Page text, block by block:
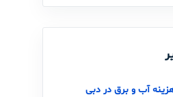
آب و برق در دبی